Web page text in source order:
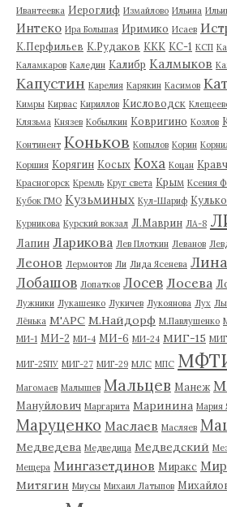
Ивантеевка Иероглиф Измайлово Ильина
Интеко Ира Большая Иримико Исаев
К.Перфильев К.Рудаков ККК КС-1 КСП
Каламкаров Каледин Калибр Калмыков
Капустин Карелия Карякин Касимов
Кимры Кирвас Кириллов Кисловодск
Клязьма Князев Кобылкин Ковригино Козлов
Континент Коньков Копылов Корин
Коршия Корягин Косых Коха Коцан
Красногорск Кремль Круг света Крым Ксения
Кубок ГМО Кузьминых Кул-Шариф
Курникова Курский вокзал Л.Маврин ЛА-8
Лапин Ларикова Лев Плоткин Леванов
Леонов Лермонтов Ли Лида Ясенева Лина
Лобашов Лопатков Лосев Лосева
Лужники Лукашенко Лукичев Лукоянова Лух
Лёнька М'АРС М.Найдорф М.Павлушенко
МИ-1 МИ-2 МИ-4 МИ-6 МИ-24 МИГ-15
МИГ-25ПУ МИГ-27 МИГ-29 МЛС МПС
Магомаев Малышев Мальцев Манеж
Мануйлович Маргарита Маринина Мария
Маруценко Маслаев Масляев
Медведева Медведица Медведский
Мещера Мингазетдинов Миракс
Митягин Миусы Михаил Латыпов